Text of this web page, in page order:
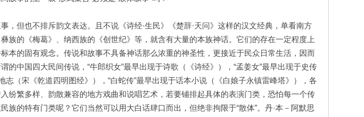
，但也不排斥韵文表达。且不说《诗经·生民》《楚辞·天问》这样的汉文经典，单看南方
族的《梅葛》、纳西族的《创世纪》等，就含有大量的本族神话。它们的存在一定程度上
本的固有观念。传说和故事不具备神话那么浓重的神圣性，更接近于民众日常生活，因而
的中国四大民间传说，“牛郎织女”最早出现于诗歌（《诗经》），“孟姜女”最早出现于史传
志（宋《乾道四明图经》），“白蛇传”最早出现于话本小说（《白娘子永镇雷峰塔》），各
纷繁多样、韵散兼容的地方戏曲和说唱艺术，若要铺排起具体的表演门类，恐怕每一个传
族的特有门类呢？它们当然可以用大白话肆口而出，但绝非拘限于“散体”。丹·本－阿默思